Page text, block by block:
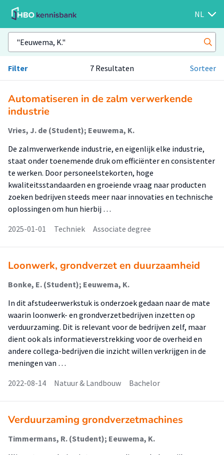
NL
Filter 7 Resultaten Sorteer
Automatiseren in de zalm verwerkende
industrie
Vries, J. de (Student); Eeuwema, K.
De zalmverwerkende industrie, en eigenlijk elke industrie,
staat onder toenemende druk om efficiënter en consistenter
te werken. Door personeelstekorten, hoge
kwaliteitsstandaarden en groeiende vraag naar producten
zoeken bedrijven steeds meer naar innovaties en technische
oplossingen om hun hierbij …
2025-01-01
Techniek Associate degree
Loonwerk, grondverzet en duurzaamheid
Bonke, E. (Student); Eeuwema, K.
In dit afstudeerwerkstuk is onderzoek gedaan naar de mate
waarin loonwerk- en grondverzetbedrijven inzetten op
verduurzaming. Dit is relevant voor de bedrijven zelf, maar
dient ook als informatieverstrekking voor de overheid en
andere collega-bedrijven die inzicht willen verkrijgen in de
meningen van …
2022-08-14
Natuur & Landbouw Bachelor
Verduurzaming grondverzetmachines
Timmermans, R. (Student); Eeuwema, K.